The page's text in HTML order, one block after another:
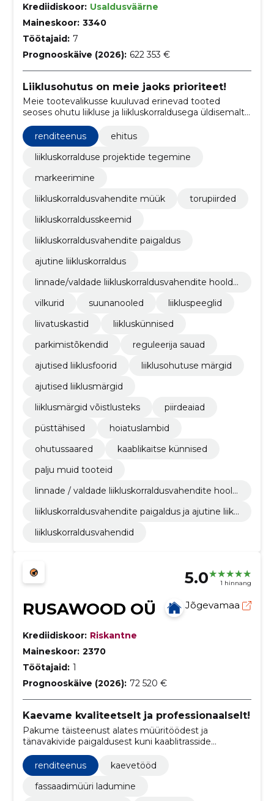
Krediidiskoor: Usaldusväärne
Maineskoor: 3340
Töötajaid: 7
Prognooskäive (2026): 622 353 €
Liiklusohutus on meie jaoks prioriteet!
Meie tootevalikusse kuuluvad erinevad tooted
seoses ohutu liikluse ja liikluskorraldusega üldisemalt.
Samuti teostame kõikide pakutavate toodete
paigaldust.
renditeenus
ehitus
liikluskorralduse projektide tegemine
markeerimine
liikluskorraldusvahendite müük
torupiirded
liikluskorraldusskeemid
liikluskorraldusvahendite paigaldus
ajutine liikluskorraldus
linnade/valdade liikluskorraldusvahendite hooldu
vilkurid
suunanooled
liikluspeeglid
liivatuskastid
liikluskünnised
parkimistõkendid
reguleerija sauad
ajutised liiklusfoorid
liiklusohutuse märgid
ajutised liiklusmärgid
liiklusmärgid võistlusteks
piirdeaiad
püsttähised
hoiatuslambid
ohutussaared
kaablikaitse künnised
palju muid tooteid
linnade / valdade liikluskorraldusvahendite hoold
liikluskorraldusvahendite paigaldus ja ajutine liikl
liikluskorraldusvahendid
5.0 1 hinnang
RUSAWOOD OÜ Jõgevamaa
Krediidiskoor: Riskantne
Maineskoor: 2370
Töötajaid: 1
Prognooskäive (2026): 72 520 €
Kaevame kvaliteetselt ja professionaalselt!
Pakume täisteenust alates müüritöödest ja
tänavakivide paigaldusest kuni kaablitrasside
kaevamise ja kaevetöödeni.
renditeenus
kaevetööd
fassaadimüüri ladumine